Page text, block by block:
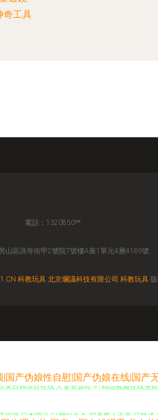
奇工具
電話：1320850**
山區洪寺街甲2號院7號樓A座1單元4層4189號
科教玩具 北京爛議科技有限公司 科教玩具
产伪娘性自慰|国产伪娘在线|国产
日韩综合在线 人妻资源站 91精品视频在线免